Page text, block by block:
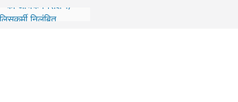
का औचक निरीक्षण,
एमडी समेत 6 के